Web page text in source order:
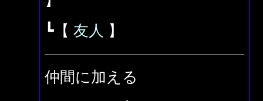
┗【 友人 】
仲間に加える